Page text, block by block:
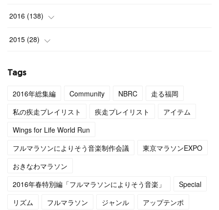
(3)
(4)
( 4)
(4)
( 5)
2016 (138)
(9)
11
( 12)
( 13 )
2015 (28)
Tags
2016年総集編 Community NBRC
走る福岡
私の疾走プレイリスト
疾走プレイリスト
アイテム
Wings for Life World Run
フルマラソンによりそう音楽制作会議
東京マラソンEXPO
おきなわマラソン
2016年春特別編「フルマラソンによりそう音楽」
Special
リズム
フルマラソン ジャンル
アップテンポ